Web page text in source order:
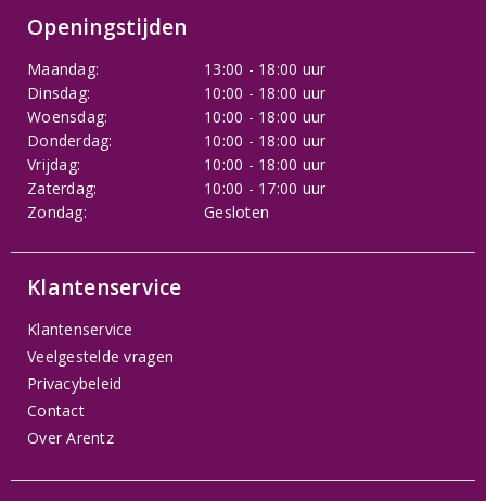
Openingstijden
Maandag:
13:00 - 18:00 uur
Dinsdag:
10:00 - 18:00 uur
Woensdag:
10:00 - 18:00 uur
Donderdag:
10:00 - 18:00 uur
Vrijdag:
10:00 - 18:00 uur
Zaterdag:
10:00 - 17:00 uur
Zondag:
Gesloten
Klantenservice
Klantenservice
Veelgestelde vragen
Privacybeleid
Contact
Over Arentz